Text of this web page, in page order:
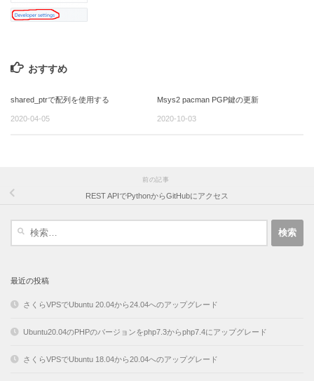
おすすめ
shared_ptrで配列を使用する
2020-04-05
Msys2 pacman PGP鍵の更新
2020-10-03
前の記事
REST APIでPythonからGitHubにアクセス
最近の投稿
さくらVPSでUbuntu 20.04から24.04へのアップグレード
Ubuntu20.04のPHPのバージョンをphp7.3からphp7.4にアップグレード
さくらVPSでUbuntu 18.04から20.04へのアップグレード